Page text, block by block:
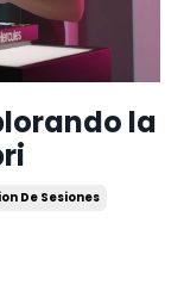
la
De Sesiones